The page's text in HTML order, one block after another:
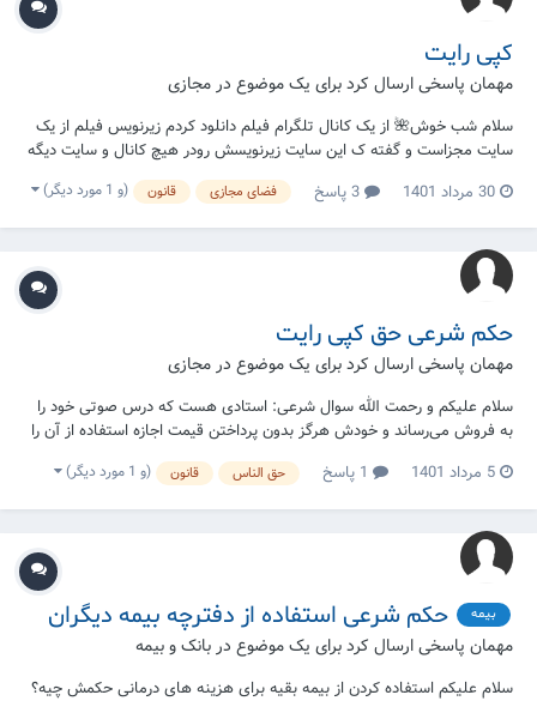
کپی رایت
مهمان پاسخی ارسال کرد برای یک موضوع در مجازی
سلام شب خوش🌺 از یک کانال تلگرام فیلم دانلود کردم زیرنویس فیلم از یک
سایت مجزاست و گفته ک این سایت زیرنویسش رودر هیچ کانال و سایت دیگه
ای قرار نمیده و تماشای رایگانش جایز نیست حالا اینکه من از این کانال دانلود
و تماشا کنم مشکل داره؟
30 مرداد 1401 فضای مجازی قانون (و 1 مورد دیگر)
حکم شرعی حق کپی رایت
مهمان پاسخی ارسال کرد برای یک موضوع در مجازی
سلام علیکم و رحمت الله سوال شرعی: استادی هست که درس صوتی خود را
به فروش می‌رساند و خودش هرگز بدون پرداختن قیمت اجازه استفاده از آن را
نمی‌دهد! بنابراین اگر یک نفر خریداری کند و در بین دیگران تقسیم کند یا
دیگران را رایگان بدهد آیا شرعاً اشکال دارد یا خیر؟
5 مرداد 1401 حق الناس قانون (و 1 مورد دیگر)
بیمه حکم شرعی استفاده از دفترچه بیمه دیگران
مهمان پاسخی ارسال کرد برای یک موضوع در بانک و بیمه
سلام علیکم استفاده کردن از بیمه بقیه برای هزینه های درمانی حکمش چیه؟